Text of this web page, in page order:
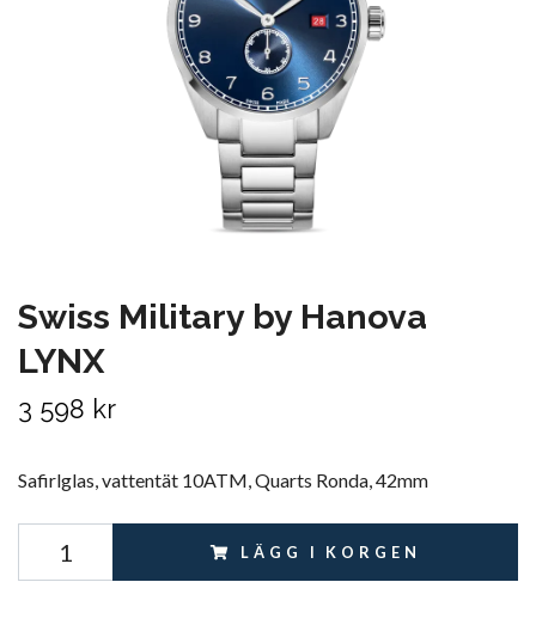
Swiss Military by Hanova
LYNX
3 598 kr
Safirlglas, vattentät 10ATM, Quarts Ronda, 42mm
LÄGG I KORGEN